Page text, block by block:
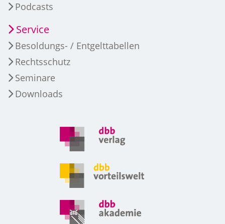
Podcasts
Service
Besoldungs- / Entgelttabellen
Rechtsschutz
Seminare
Downloads